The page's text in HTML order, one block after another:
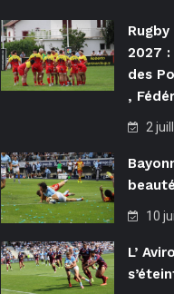
2027
des
,
2
beauté
10
L’